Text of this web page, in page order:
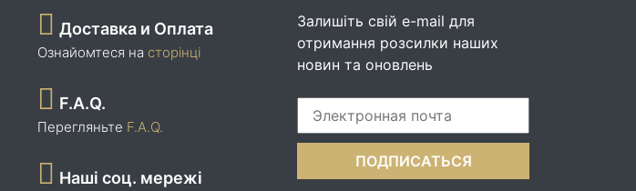
Доставка и Оплата
Ознайомтеся на сторінці
F.A.Q.
Перегляньте F.A.Q.
Наші соц. мережі
Залишіть свій e-mail для
отримання розсилки наших
новин та оновлень